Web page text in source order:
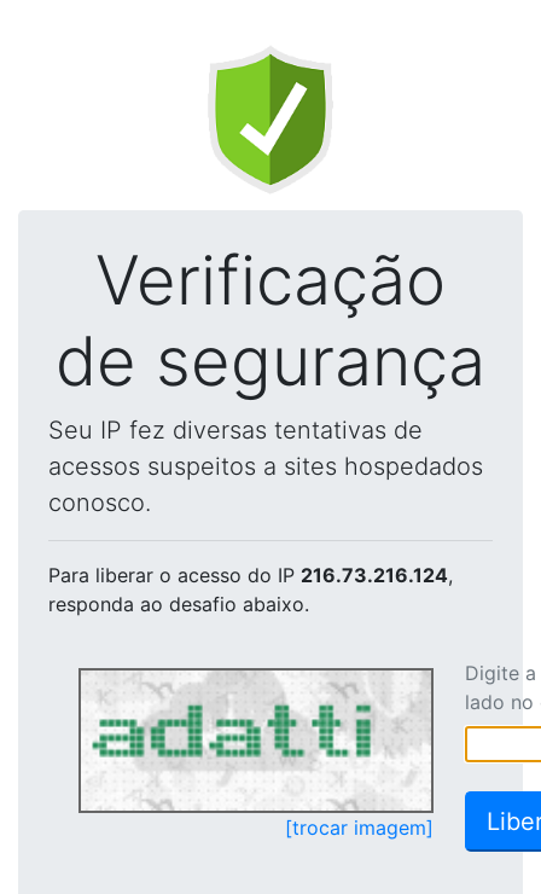
Verificação
de segurança
Seu IP fez diversas tentativas de
acessos suspeitos a sites hospedados
conosco.
Para liberar o acesso do IP 216.73.216.124,
responda ao desafio abaixo.
[trocar imagem]
Digite
lado no